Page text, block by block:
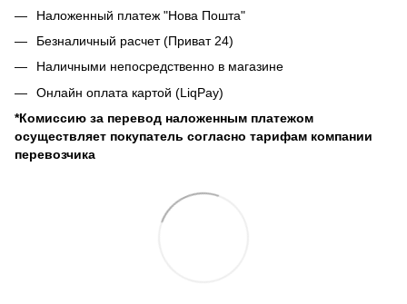
Наложенный платеж "Нова Пошта"
Безналичный расчет (Приват 24)
Наличными непосредственно в магазине
Онлайн оплата картой (LiqPay)
*Комиссию за перевод наложенным платежом
осуществляет покупатель согласно тарифам компании
перевозчика